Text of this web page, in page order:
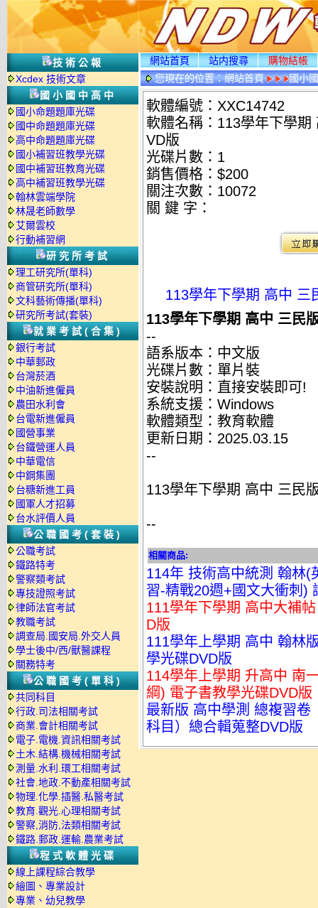
技術公報
Xcdex 技術文章
國小國中高中
國小命題題庫光碟
國中命題題庫光碟
高中命題題庫光碟
國小補習班教學光碟
國中補習班教育光碟
高中補習班教學光碟
翰林雲端學院
林晟老師數學
艾爾雲校
行動補習網
研究所考試
理工研究所(單科)
商管研究所(單科)
文科藝術傳播(單科)
研究所考試(套裝)
就業考試(合集)
銀行考試
中華郵政
台灣菸酒
中油新進僱員
農田水利會
台電新進僱員
國營事業
台鐵營運人員
中華電信
中鋼集團
台糖新進工員
國軍人才招募
台水評價人員
公職國考(套裝)
公職考試
鐵路特考
警察類考試
專技證照考試
律師法官考試
教職考試
調查局.國安局.外交人員
學士後中/西/獸醫課程
關務特考
公職國考(單科)
共同科目
行政.司法相關考試
商業.會計相關考試
電子.電機.資訊相關考試
土木.結構.機械相關考試
測量.水利.環工相關考試
社會.地政.不動產相關考試
物理.化學.插醫.私醫考試
教育.觀光.心理相關考試
警察,消防,法類相關考試
鐵路.郵政.運輸.農業考試
程式軟體光碟
線上課程綜合教學
繪圖、專業設計
專業、幼兒教學
網站首頁 站内搜尋
購物結帳
您現在的位置：網站首頁 國小
軟體編號：XXC14742
軟體名稱：113學年下學
VD版
光碟片數：1
銷售價格：$200
關注次數： 10072
關 鍵 字：
113學年下學期 高中 三
113學年下學期 高中 三民
--
語系版本：中文版
光碟片數：單片裝
安裝說明：直接安裝即可!
系統支援：Windows
軟體類型：教育軟體
更新日期：2025.03.15
--
113學年下學期 高中 三民
--
相關商品:
114年 技術高中統測 翰林(
習-精戰20週+國文大衝刺)
111學年下學期 高中大補
D版
111學年上學期 高中 翰林
學光碟DVD版
114學年上學期 升高中 南
綱) 電子書教學光碟DVD版
最新版 高中學測 總複習
科目）總合輯蒐整DVD版